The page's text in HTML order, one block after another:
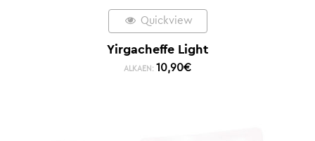
Quickview
Yirgacheffe Light
ALKAEN: 10,90€